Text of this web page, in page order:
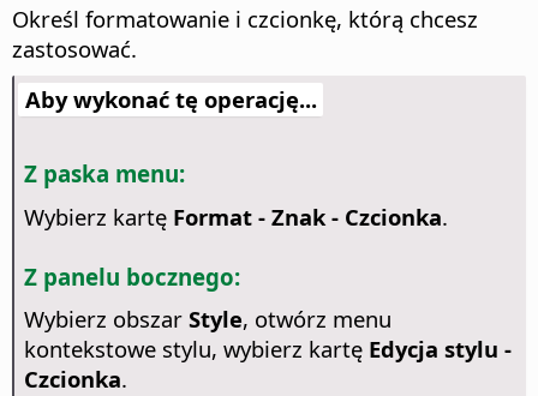
Określ formatowanie i czcionkę, którą chcesz
zastosować.
Aby wykonać tę operację...
Z paska menu:
Wybierz kartę Format - Znak - Czcionka.
Z panelu bocznego:
Wybierz obszar Style, otwórz menu
kontekstowe stylu, wybierz kartę Edycja stylu -
Czcionka.